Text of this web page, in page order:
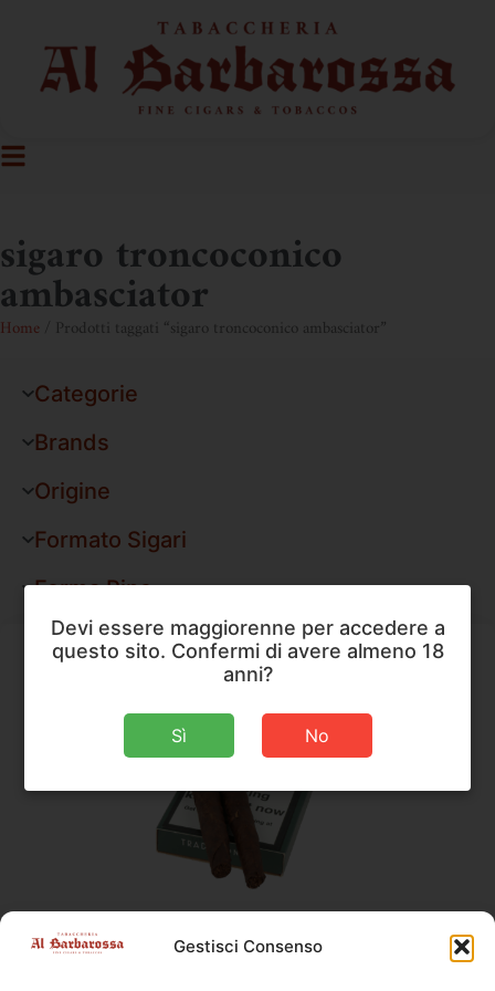
Gestisci Consenso
sigaro troncoconico
ambasciator
Home / Prodotti taggati “sigaro troncoconico ambasciator”
Categorie
Brands
Origine
Formato Sigari
Forma Pipe
Ambasciator Italico
Ambasciator Italico Tradizionale
Devi essere maggiorenne per accedere a
questo sito. Confermi di avere almeno 18
anni?
Sì No